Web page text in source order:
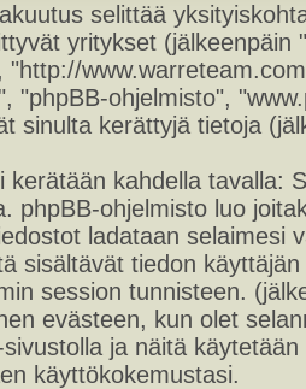
selittää
yritykset
"http://
"phpBB-ohjelmisto",
sinulta kerättyjä tietoja
kerätään kahdella tavalla:
phpBB-ohjelmisto luo
ladataan selaimesi
sisältävät tiedon
session tunnisteen.
evästeen, kun olet
ja näitä
käyttökokemustasi.